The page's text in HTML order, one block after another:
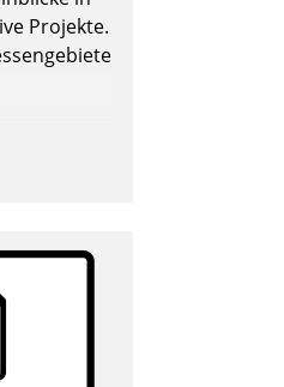
Projekte.